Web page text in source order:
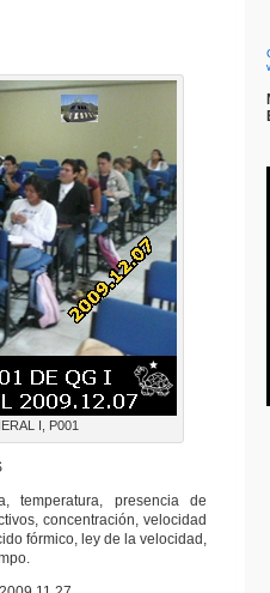
I, P001
temperatura, presencia de
concentración, velocidad
fórmico, ley de la velocidad,